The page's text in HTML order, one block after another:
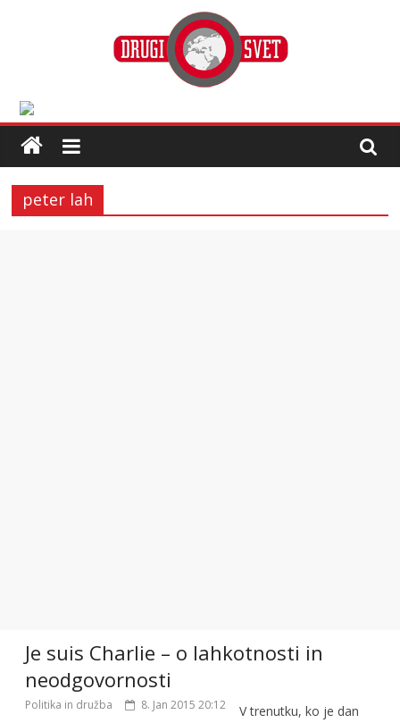
peter lah
Je suis Charlie – o lahkotnosti in
neodgovornosti
Politika in družba 8. Jan 2015 20:12
V trenutku, ko je dan